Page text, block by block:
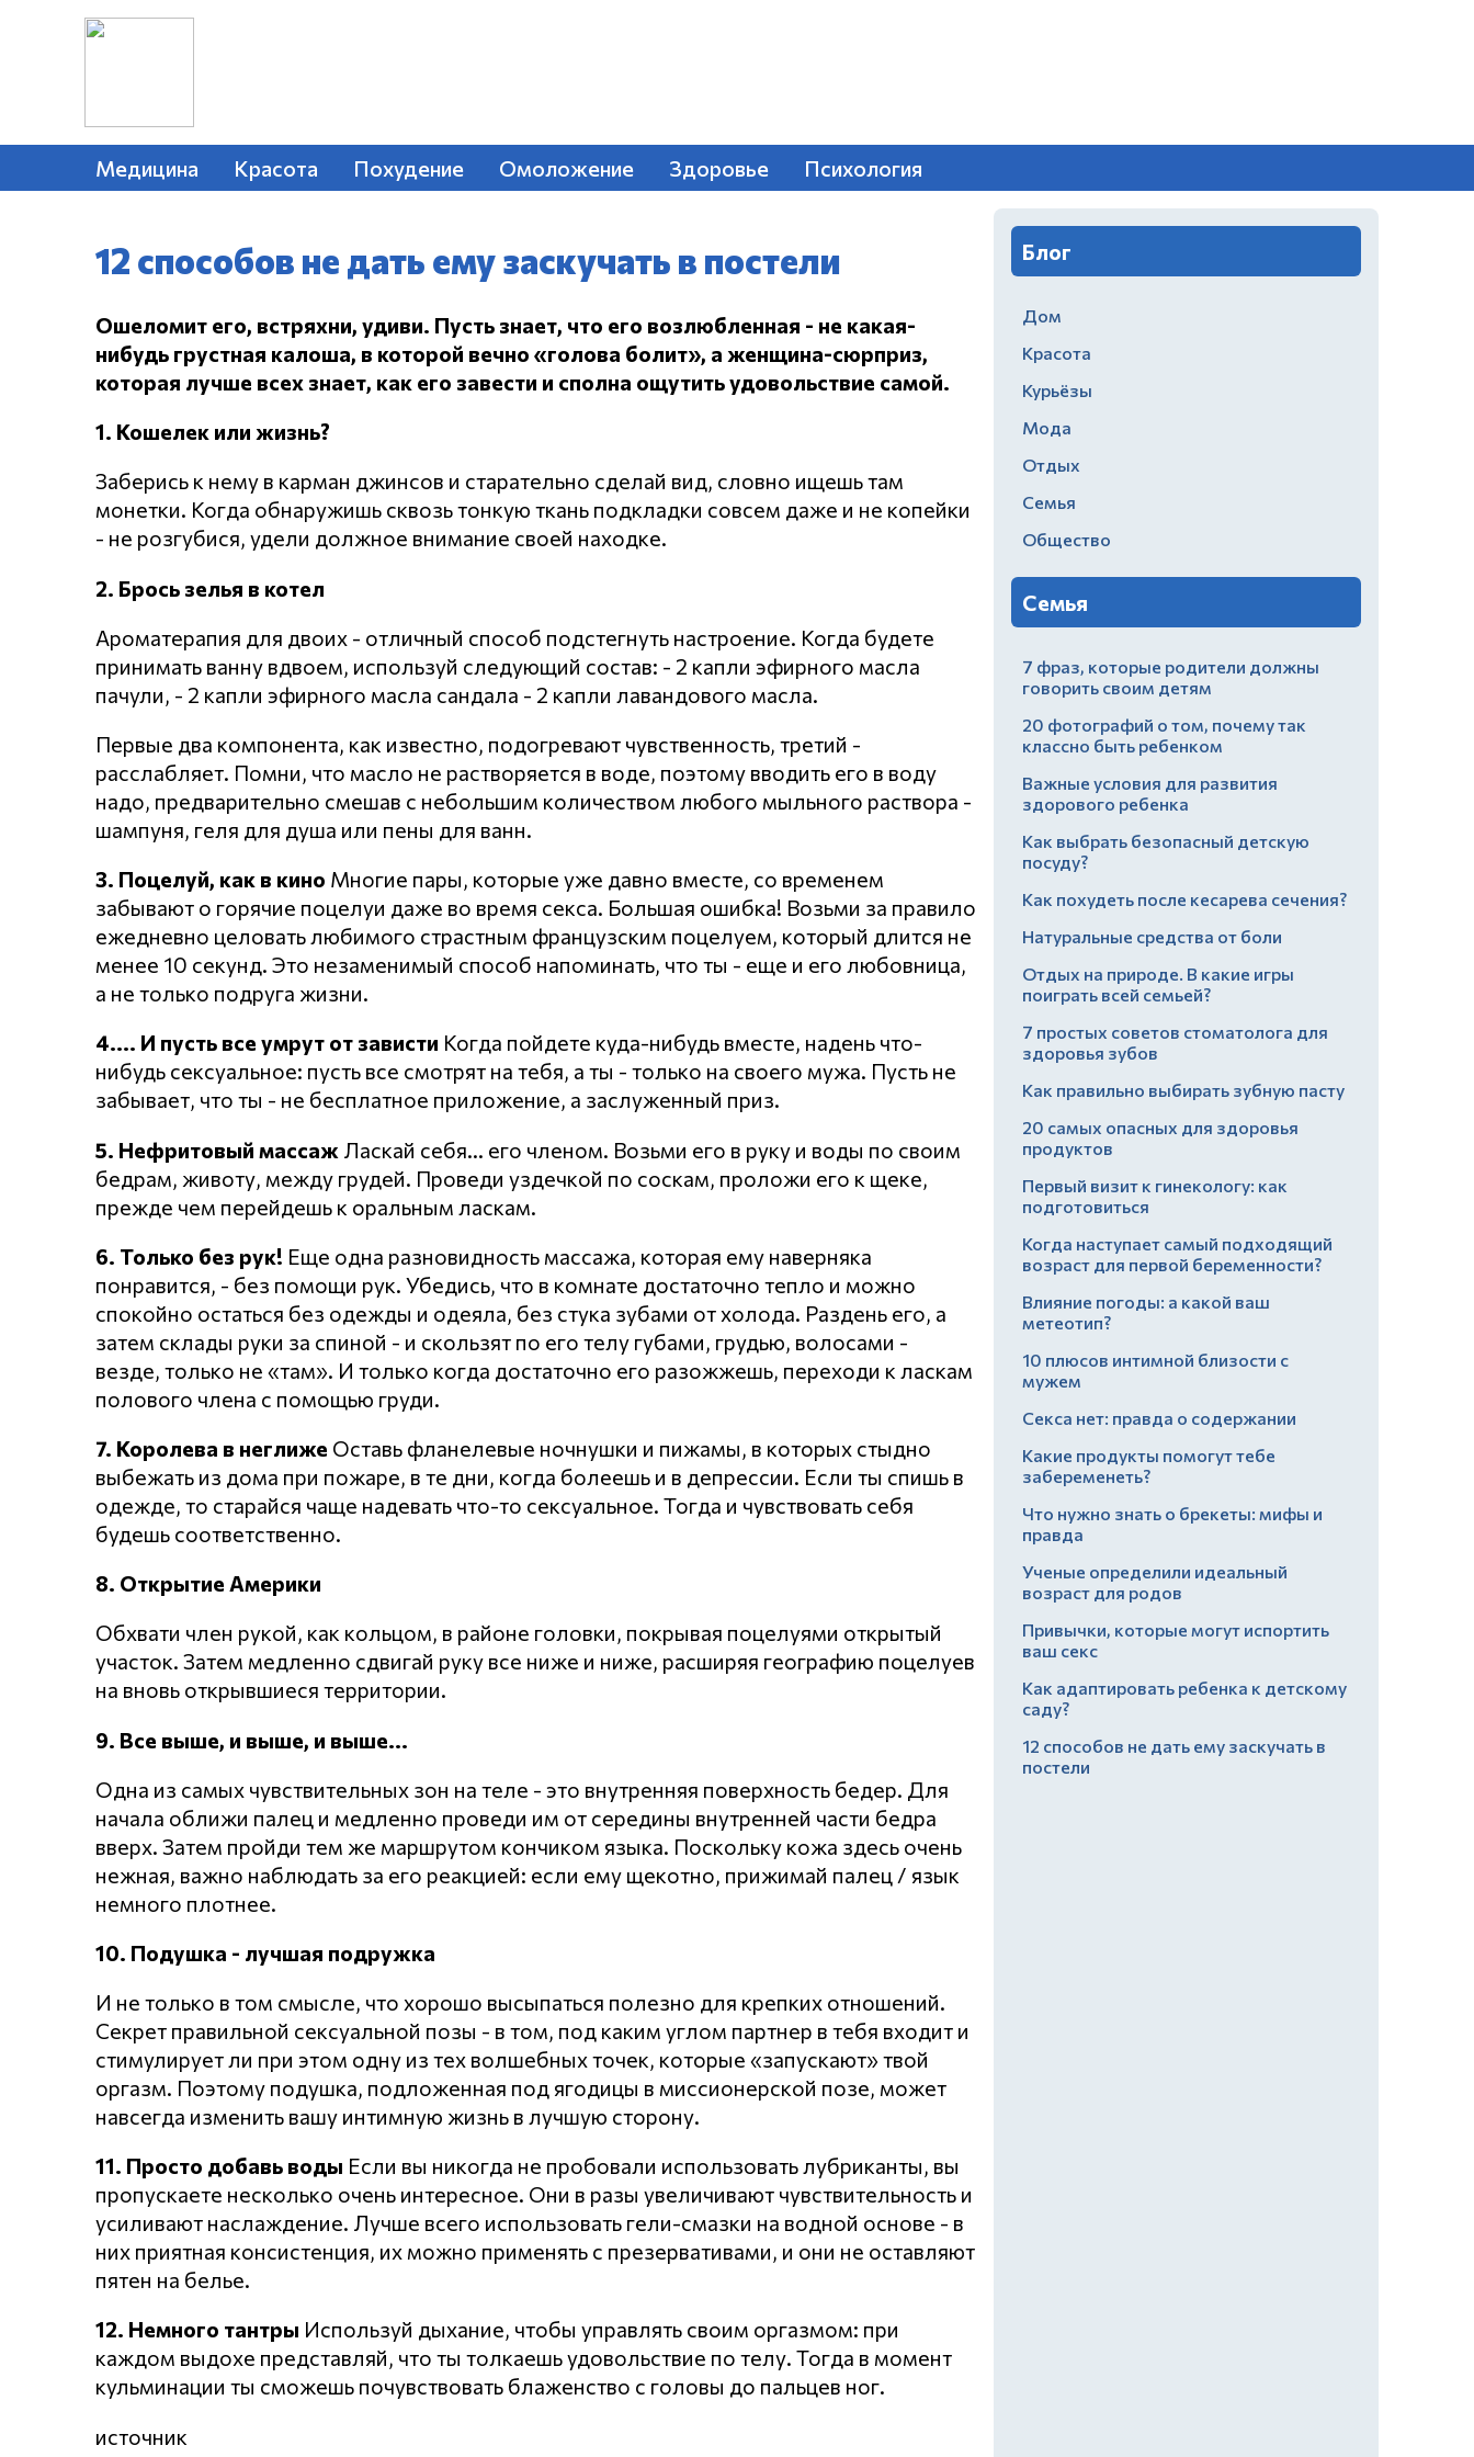
Медицина Красота Похудение Омоложение Здоровье Психология
12 способов не дать ему заскучать в постели
Ошеломит его, встряхни, удиви. Пусть знает, что его возлюбленная - не какая-
нибудь грустная калоша, в которой вечно «голова болит», а женщина-сюрприз,
которая лучше всех знает, как его завести и сполна ощутить удовольствие самой.
1. Кошелек или жизнь?
Заберись к нему в карман джинсов и старательно сделай вид, словно ищешь там
монетки. Когда обнаружишь сквозь тонкую ткань подкладки совсем даже и не копейки
- не розгубися, удели должное внимание своей находке.
2. Брось зелья в котел
Ароматерапия для двоих - отличный способ подстегнуть настроение. Когда будете
принимать ванну вдвоем, используй следующий состав: - 2 капли эфирного масла
пачули, - 2 капли эфирного масла сандала - 2 капли лавандового масла.
Первые два компонента, как известно, подогревают чувственность, третий -
расслабляет. Помни, что масло не растворяется в воде, поэтому вводить его в воду
надо, предварительно смешав с небольшим количеством любого мыльного раствора -
шампуня, геля для душа или пены для ванн.
3. Поцелуй, как в кино Многие пары, которые уже давно вместе, со временем
забывают о горячие поцелуи даже во время секса. Большая ошибка! Возьми за правило
ежедневно целовать любимого страстным французским поцелуем, который длится не
менее 10 секунд. Это незаменимый способ напоминать, что ты - еще и его любовница,
а не только подруга жизни.
4.... И пусть все умрут от зависти Когда пойдете куда-нибудь вместе, надень что-
нибудь сексуальное: пусть все смотрят на тебя, а ты - только на своего мужа. Пусть не
забывает, что ты - не бесплатное приложение, а заслуженный приз.
5. Нефритовый массаж Ласкай себя... его членом. Возьми его в руку и воды по своим
бедрам, животу, между грудей. Проведи уздечкой по соскам, проложи его к щеке,
прежде чем перейдешь к оральным ласкам.
6. Только без рук! Еще одна разновидность массажа, которая ему наверняка
понравится, - без помощи рук. Убедись, что в комнате достаточно тепло и можно
спокойно остаться без одежды и одеяла, без стука зубами от холода. Раздень его, а
затем склады руки за спиной - и скользят по его телу губами, грудью, волосами -
везде, только не «там». И только когда достаточно его разожжешь, переходи к ласкам
полового члена с помощью груди.
7. Королева в неглиже Оставь фланелевые ночнушки и пижамы, в которых стыдно
выбежать из дома при пожаре, в те дни, когда болеешь и в депрессии. Если ты спишь в
одежде, то старайся чаще надевать что-то сексуальное. Тогда и чувствовать себя
будешь соответственно.
8. Открытие Америки
Обхвати член рукой, как кольцом, в районе головки, покрывая поцелуями открытый
участок. Затем медленно сдвигай руку все ниже и ниже, расширяя географию поцелуев
на вновь открывшиеся территории.
9. Все выше, и выше, и выше...
Одна из самых чувствительных зон на теле - это внутренняя поверхность бедер. Для
начала оближи палец и медленно проведи им от середины внутренней части бедра
вверх. Затем пройди тем же маршрутом кончиком языка. Поскольку кожа здесь очень
нежная, важно наблюдать за его реакцией: если ему щекотно, прижимай палец / язык
немного плотнее.
10. Подушка - лучшая подружка
И не только в том смысле, что хорошо высыпаться полезно для крепких отношений.
Секрет правильной сексуальной позы - в том, под каким углом партнер в тебя входит и
стимулирует ли при этом одну из тех волшебных точек, которые «запускают» твой
оргазм. Поэтому подушка, подложенная под ягодицы в миссионерской позе, может
навсегда изменить вашу интимную жизнь в лучшую сторону.
11. Просто добавь воды Если вы никогда не пробовали использовать лубриканты, вы
пропускаете несколько очень интересное. Они в разы увеличивают чувствительность и
усиливают наслаждение. Лучше всего использовать гели-смазки на водной основе - в
них приятная консистенция, их можно применять с презервативами, и они не оставляют
пятен на белье.
12. Немного тантры Используй дыхание, чтобы управлять своим оргазмом: при
каждом выдохе представляй, что ты толкаешь удовольствие по телу. Тогда в момент
кульминации ты сможешь почувствовать блаженство с головы до пальцев ног.
источник
Блог
Дом
Красота
Курьёзы
Мода
Отдых
Семья
Общество
Семья
7 фраз, которые родители должны
говорить своим детям
20 фотографий о том, почему так
классно быть ребенком
Важные условия для развития
здорового ребенка
Как выбрать безопасный детскую
посуду?
Как похудеть после кесарева сечения?
Натуральные средства от боли
Отдых на природе. В какие игры
поиграть всей семьей?
7 простых советов стоматолога для
здоровья зубов
Как правильно выбирать зубную пасту
20 самых опасных для здоровья
продуктов
Первый визит к гинекологу: как
подготовиться
Когда наступает самый подходящий
возраст для первой беременности?
Влияние погоды: а какой ваш
метеотип?
10 плюсов интимной близости с
мужем
Секса нет: правда о содержании
Какие продукты помогут тебе
забеременеть?
Что нужно знать о брекеты: мифы и
правда
Ученые определили идеальный
возраст для родов
Привычки, которые могут испортить
ваш секс
Как адаптировать ребенка к детскому
саду?
12 способов не дать ему заскучать в
постели